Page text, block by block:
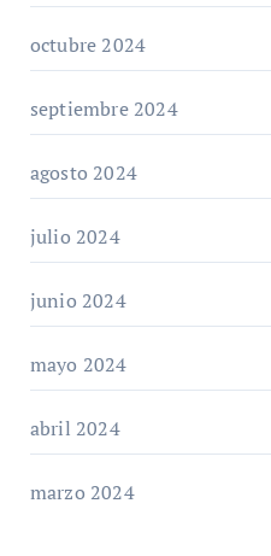
octubre 2024
septiembre 2024
agosto 2024
julio 2024
junio 2024
mayo 2024
abril 2024
marzo 2024